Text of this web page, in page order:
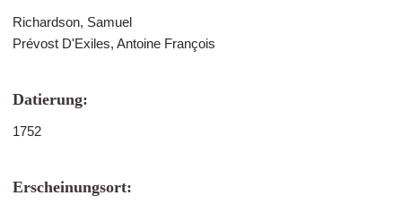
Richardson, Samuel
Prévost D'Exiles, Antoine François
Datierung:
1752
Erscheinungsort: